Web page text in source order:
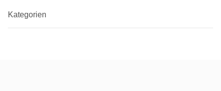
Kategorien